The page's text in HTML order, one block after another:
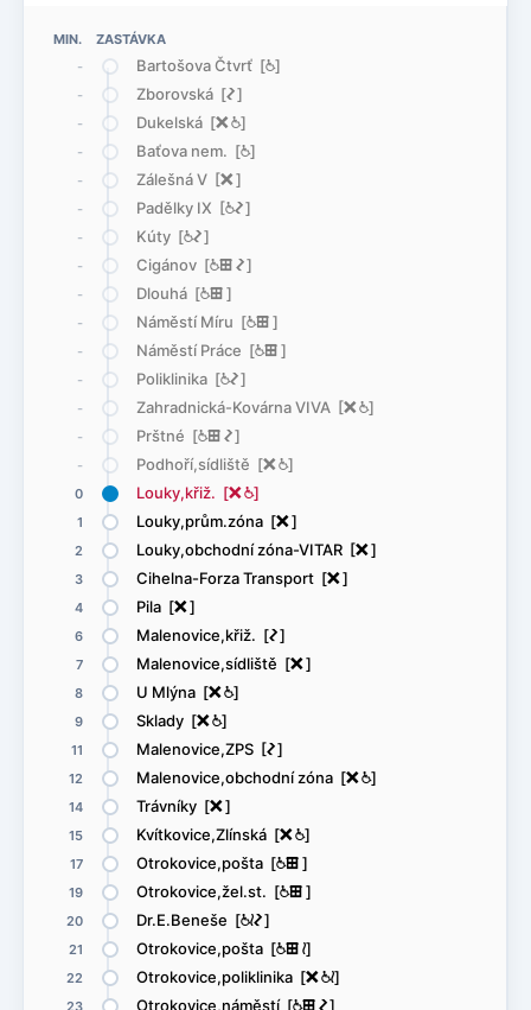
MIN. ZASTÁVKA
-
Bartošova Čtvrť [@]
- Zborovská [ó]
- Dukelská [ë@]
- Baťova nem. [@]
- Zálešná V [ë]
- Padělky IX [@ó]
- Kúty [@ó]
- Cigánov [@æó]
- Dlouhá [@æ]
- Náměstí Míru [@æ]
- Náměstí Práce [@æ]
- Poliklinika [@ó]
- Zahradnická-Kovárna VIVA [ë@]
- Prštné [@æó]
- Podhoří,sídliště [ë@]
0 Louky,křiž. [ë@]
1 Louky,prům.zóna [ë]
2 Louky,obchodní zóna-VITAR [ë]
3 Cihelna-Forza Transport [ë]
4 Pila [ë]
6 Malenovice,křiž. [ó]
7 Malenovice,sídliště [ë]
8 U Mlýna [ë@]
9 Sklady [ë@]
11 Malenovice,ZPS [ó]
12 Malenovice,obchodní zóna [ë@]
14 Trávníky [ë]
15 Kvítkovice,Zlínská [ë@]
17 Otrokovice,pošta [@æ]
19 Otrokovice,žel.st. [@æ]
20 Dr.E.Beneše [@<ó]
21 Otrokovice,pošta [@æ<]
22 Otrokovice,poliklinika [ë@<]
23 Otrokovice,náměstí [ ]